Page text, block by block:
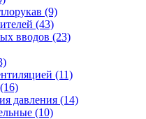
(9)
(43)
вводов (23)
(11)
давления (14)
(10)